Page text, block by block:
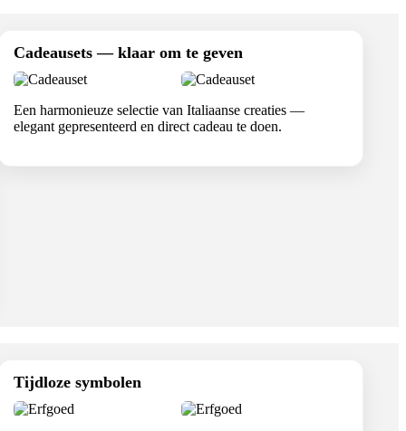
Cadeausets — klaar om te geven
Een harmonieuze selectie van Italiaanse creaties —
elegant gepresenteerd en direct cadeau te doen.
Tijdloze symbolen